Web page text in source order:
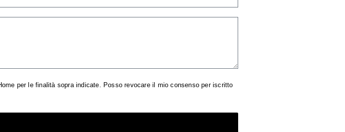
per le finalità sopra indicate. Posso revocare il mio consenso per iscritto